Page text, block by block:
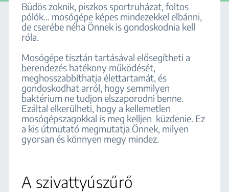
Büdös zoknik, piszkos sportruházat, foltos
pólók... mosógépe képes mindezekkel elbánni,
de cserébe néha Önnek is gondoskodnia kell
róla.
Mosógépe tisztán tartásával elősegítheti a
berendezés hatékony működését,
meghosszabbíthatja élettartamát, és
gondoskodhat arról, hogy semmilyen
baktérium ne tudjon elszaporodni benne.
Ezáltal elkerülheti, hogy a kellemetlen
mosógépszagokkal is meg kelljen küzdenie. Ez
a kis útmutató megmutatja Önnek, milyen
gyorsan és könnyen megy mindez.
A szivattyúszűrő